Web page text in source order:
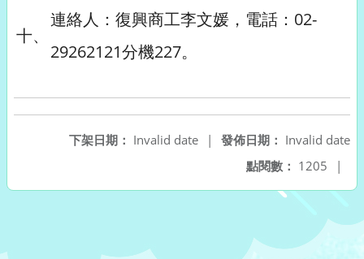
十、
連絡人：復興商工李文媛，電話：02-
29262121分機227。
發佈日期： Invalid date
下架日期： Invalid date
|
點閱數： 1205 |